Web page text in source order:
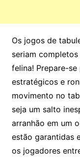
Os jogos de
seriam
felina! Prepare-
estratégicos e
movimento no
seja um salto
arranhão em um
estão garantidas
os jogadores